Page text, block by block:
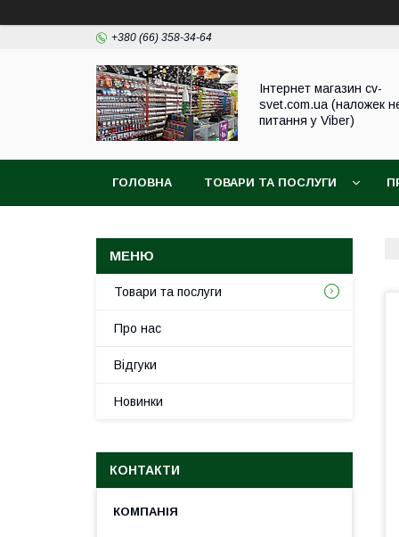
+380 (66) 358-34-64
Інтернет магазин cv-
svet.com.ua (наложек
питання у Viber)
ГОЛОВНА ТОВАРИ ТА ПОСЛУГИ
Товари та послуги
Про нас
Відгуки
Новинки
КОНТАКТИ